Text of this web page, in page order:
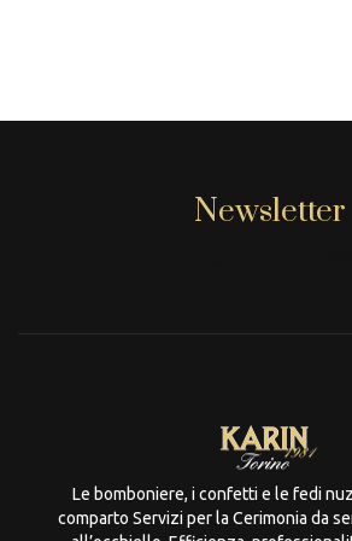
Newsletter
Le bomboniere, i confetti e le fedi
comparto Servizi per la Cerimonia da